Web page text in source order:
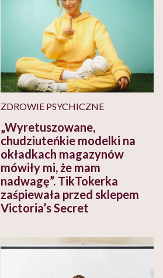
ZDROWIE PSYCHICZNE
„Wyretuszowane,
chudziuteńkie modelki na
okładkach magazynów
mówiły mi, że mam
nadwagę”. TikTokerka
zaśpiewała przed sklepem
Victoria’s Secret